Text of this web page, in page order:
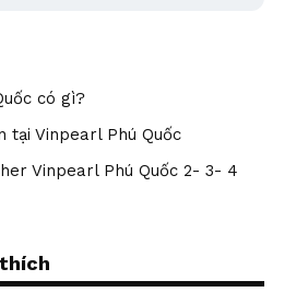
có gì?
tại Vinpearl Phú Quốc
Vinpearl Phú Quốc 2- 3- 4